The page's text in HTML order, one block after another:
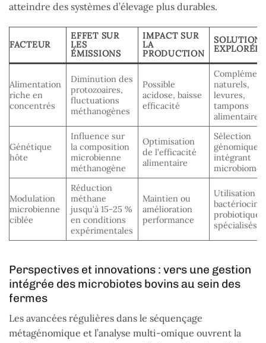
atteindre des systèmes d’élevage plus durables.
FACTEUR
EFFET SUR
LES
ÉMISSIONS
IMPACT SUR
LA
PRODUCTION
SOLUTIONS
EXPLORÉES
Alimentation
riche en
concentrés
Diminution des
protozoaires,
fluctuations
méthanogènes
Possible
acidose, baisse
efficacité
naturels,
levures,
tampons
alimentaires
Génétique
hôte
Influence sur
la composition
microbienne
méthanogène
Optimisation
de l’efficacité
alimentaire
Sélection
génomique
intégrant
microbiome
Modulation
microbienne
ciblée
Réduction
méthane
jusqu’à 15-25 %
en conditions
expérimentales
Maintien ou
amélioration
performance
Utilisation
probiotiques
spécialisés
Perspectives et innovations : vers une gestion
intégrée des microbiotes bovins au sein des
fermes
Les avancées régulières dans le séquençage
métagénomique et l’analyse multi-omique ouvrent la